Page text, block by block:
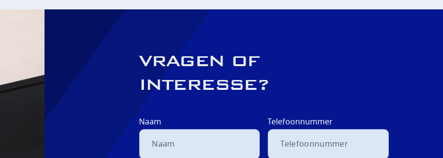
VRAGEN OF
INTERESSE?
Naam Telefoonnummer